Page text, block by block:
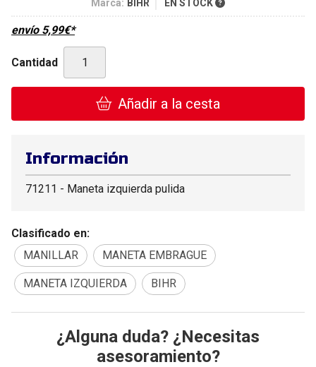
Marca: BIHR EN STOCK
envío 5,99€*
Cantidad
Añadir a la cesta
Información
71211 - Maneta izquierda pulida
Clasificado en:
MANILLAR
MANETA EMBRAGUE
MANETA IZQUIERDA BIHR
¿Alguna duda? ¿Necesitas
asesoramiento?